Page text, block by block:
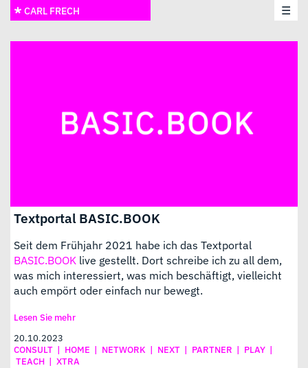
CARL FRECH ☰
Textportal BASIC.BOOK
Seit dem Frühjahr 2021 habe ich das Textportal
BASIC.BOOK live gestellt. Dort schreibe ich zu all dem,
was mich interessiert, was mich beschäftigt, vielleicht
auch empört oder einfach nur bewegt.
Lesen Sie mehr
20.10.2023
CONSULT | HOME | NETWORK | NEXT | PARTNER | PLAY |
TEACH | XTRA